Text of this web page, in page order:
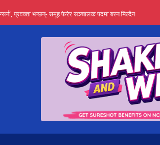
प्रवक्ता भन्छन्- समूह फेरेर सञ्चालक पदमा बस्न मिल्दैन
विभेदः एउटै पदमा दुई थरि तलब, वर्षमै ९२ हजार घाटा !
२० प्रतिशत लाभांश दिने क्षमता
बस्नेत संस्थापक बनेर निरन्तर, राष्ट्र बैंक किन मौन ?